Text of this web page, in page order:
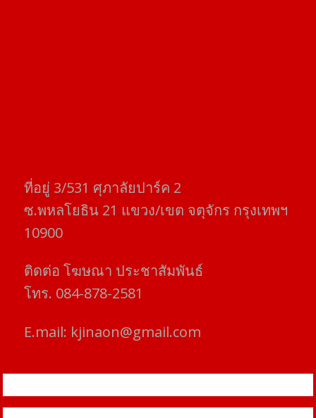
ที่อยู่​ 3/531​ ศุภาลัยปาร์ค​ 2
ซ.พหลโยธิน​ 21​ แขวง/เขต​ จตุจักร​ กรุงเทพฯ
10900
ติดต่อ​ โฆษณา​ ประชาสัมพันธ์
โทร​. 084-878-2581
E.mail: kjinaon@gmail.com